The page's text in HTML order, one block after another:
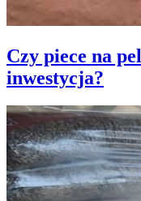
Czy piece na
inwestycja?